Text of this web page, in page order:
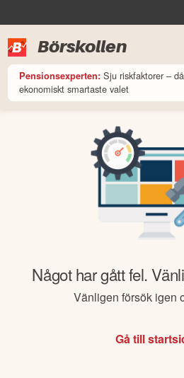
Börskollen
Pensionsexperten: Sju riskfaktorer –
ekonomiskt smartaste valet
Något har gått fel.
Vänligen försök igen
Gå till